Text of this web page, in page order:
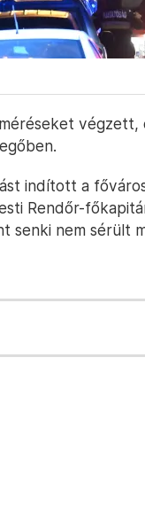
végzett,
indított a
Rendőr-
senki nem sérült